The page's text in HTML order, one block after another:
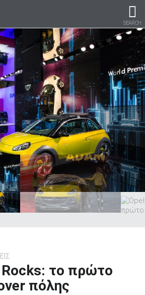
SEARCH
πάντα για το
βρες το!
το πρώτο
πόλης